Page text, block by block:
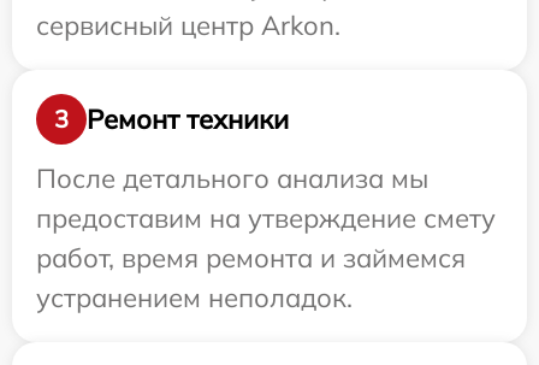
сервисный центр Arkon.
3
Ремонт техники
После детального анализа мы
предоставим на утверждение смету
работ, время ремонта и займемся
устранением неполадок.